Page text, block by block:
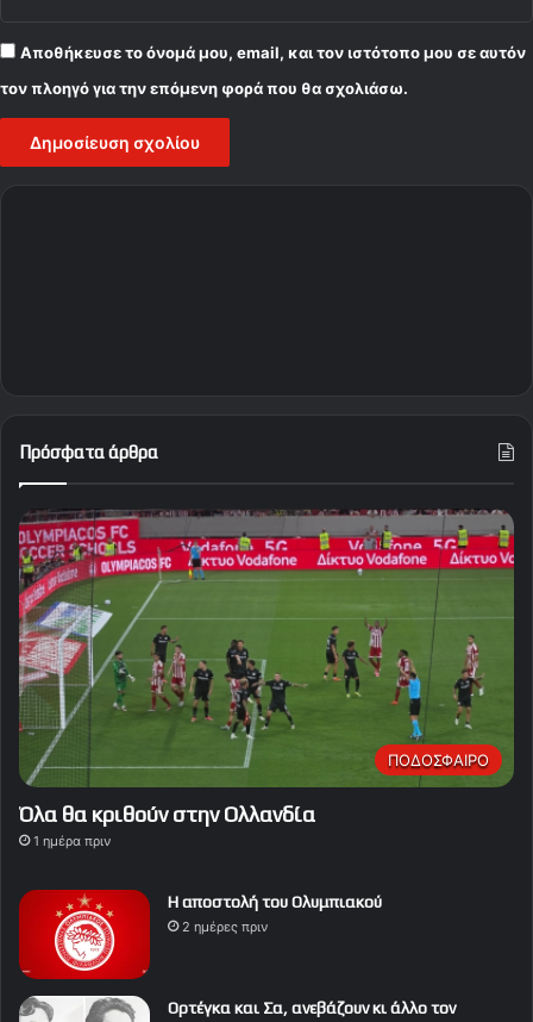
Αποθήκευσε το όνομά μου, email, και τον ιστότοπο μου σε αυτόν
τον πλοηγό για την επόμενη φορά που θα σχολιάσω.
Πρόσφατα άρθρα
ΠΟΔΟΣΦΑΙΡΟ
Όλα θα κριθούν στην Ολλανδία
1 ημέρα πριν
Η αποστολή του Ολυμπιακού
2 ημέρες πριν
Ορτέγκα και Σα, ανεβάζουν κι άλλο τον